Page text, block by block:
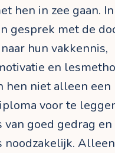
hen in zee gaan.
gesprek met de
hun vakkennis,
en
hen niet alleen een
voor te
van goed gedrag en
noodzakelijk.